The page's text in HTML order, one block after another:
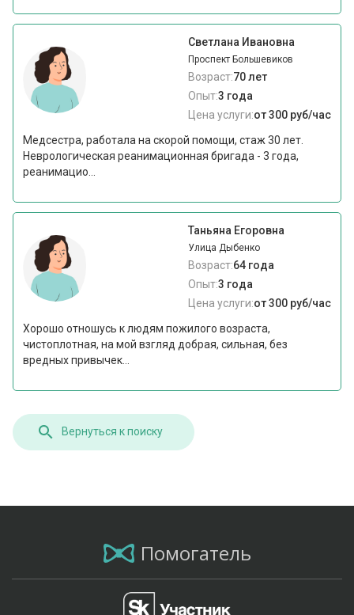
Светлана Ивановна
Проспект Большевиков
Возраст:70 лет
Опыт:3 года
Цена услуги:от 300 руб/час
Медсестра, работала на скорой помощи, стаж 30 лет.
Неврологическая реанимационная бригада - 3 года,
реанимацио...
Таньяна Егоровна
Улица Дыбенко
Возраст:64 года
Опыт:3 года
Цена услуги:от 300 руб/час
Хорошо отношусь к людям пожилого возраста,
чистоплотная, на мой взгляд добрая, сильная, без
вредных привычек...
Вернуться к поиску
Помогатель